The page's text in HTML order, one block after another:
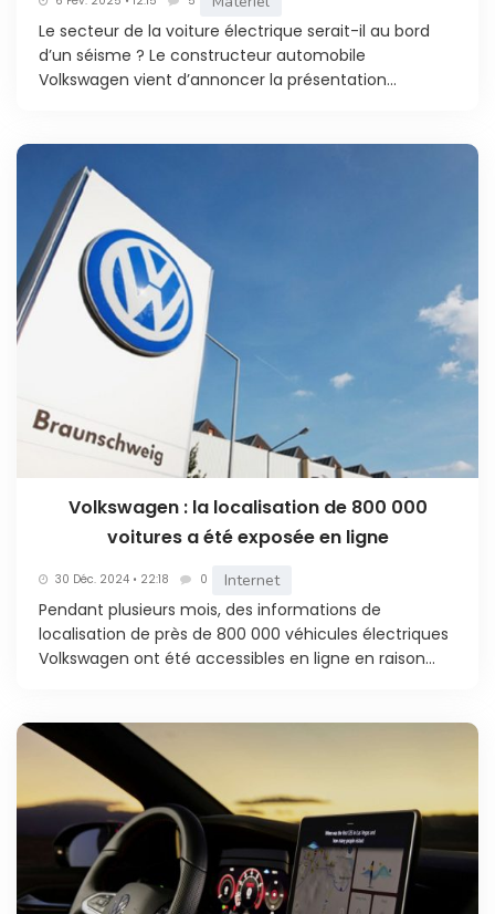
Le secteur de la voiture électrique serait-il au bord
d’un séisme ? Le constructeur automobile
Volkswagen vient d’annoncer la présentation...
Volkswagen : la localisation de 800 000
voitures a été exposée en ligne
30 Déc. 2024 • 22:18 0 Internet
Pendant plusieurs mois, des informations de
localisation de près de 800 000 véhicules électriques
Volkswagen ont été accessibles en ligne en raison...